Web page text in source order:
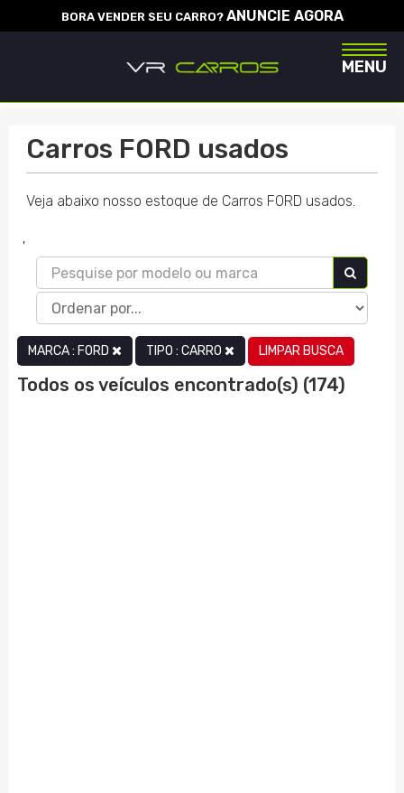
BORA VENDER SEU CARRO? ANUNCIE AGORA
MENU
Carros FORD usados
Veja abaixo nosso estoque de Carros FORD usados.
'
MARCA : FORD TIPO : CARRO LIMPAR BUSCA
Todos os veículos encontrado(s) (174)